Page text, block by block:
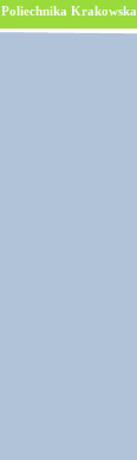
Poliechnika Krakowska